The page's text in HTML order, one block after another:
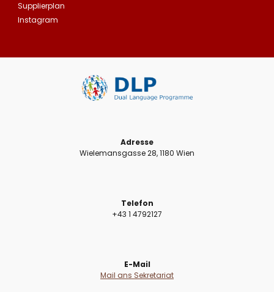
Supplierplan
Instagram
Adresse
Wielemansgasse 28, 1180 Wien
Telefon
+43 1 4792127
E-Mail
Mail ans Sekretariat